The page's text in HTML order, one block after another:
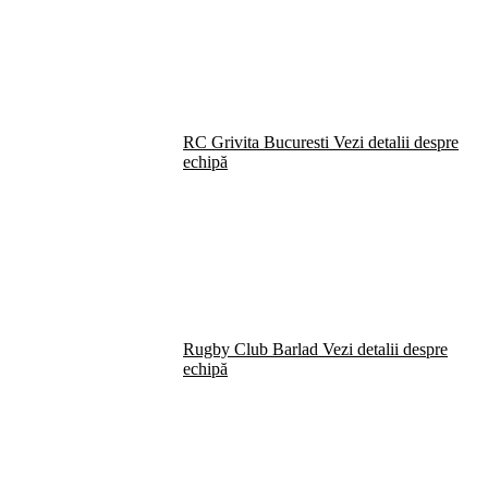
RC Grivita Bucuresti Vezi detalii despre
echipă
Rugby Club Barlad Vezi detalii despre
echipă